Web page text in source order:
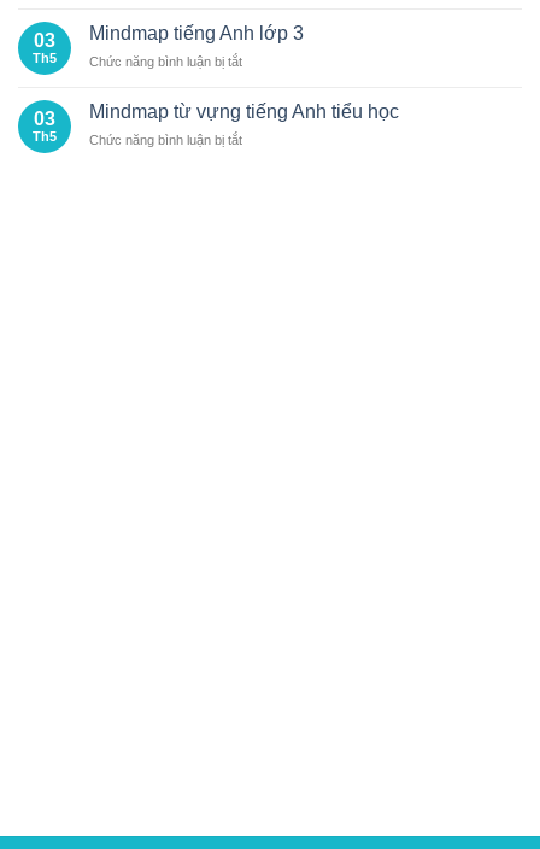
NGÀY
SINH
THEO
tiếng
Anh
lớp
03
Th5
Mindmap tiếng Anh lớp 3
Chức năng bình luận bị tắtở
tiếng
Anh
lớp
03
Th5
Mindmap từ vựng tiếng Anh tiểu học
Chức năng bình luận bị tắtở